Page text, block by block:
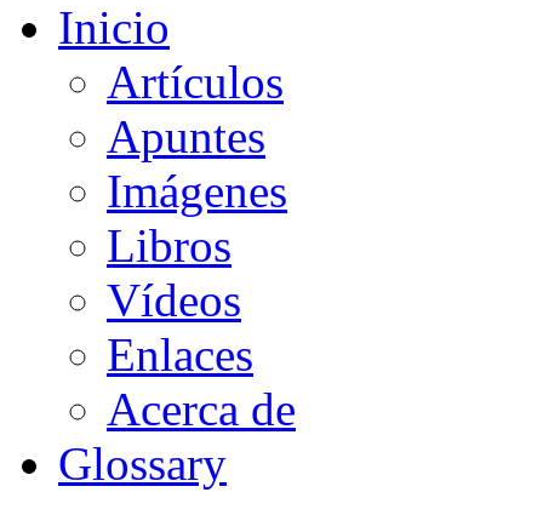
Inicio
Artículos
Apuntes
Imágenes
Libros
Vídeos
Enlaces
Acerca de
Glossary